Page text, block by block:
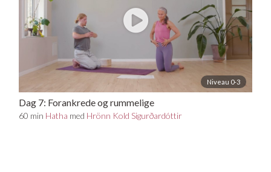
Niveau 0-3
Dag 7: Forankrede og rummelige
bevægelsesmønstre
60 min Hatha med Hrönn Kold Sigurðardóttir